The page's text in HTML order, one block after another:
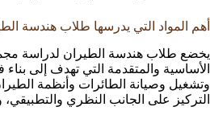
أهم المواد التي يدرسها طلاب هندسة
يخضع طلاب هندسة الطيران لدراسة
الأساسية والمتقدمة التي تهدف إلى
وتشغيل وصيانة الطائرات وأنظمة
التركيز على الجانب النظري